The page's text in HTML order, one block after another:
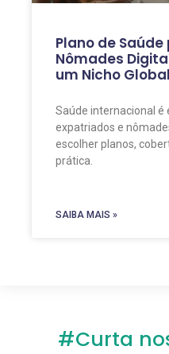
Plano de
Nômades
um Nicho
Saúde internacional é
expatriados e
escolher planos,
prática.
SAIBA MAIS »
#Curta